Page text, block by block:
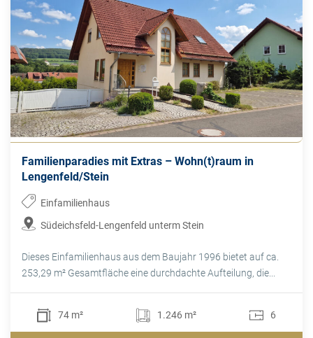
Familienparadies mit Extras – Wohn(t)raum in
Lengenfeld/Stein
Einfamilienhaus
Südeichsfeld-Lengenfeld unterm Stein
Dieses Einfamilienhaus aus dem Baujahr 1996 bietet auf ca.
253,29 m² Gesamtfläche eine durchdachte Aufteilung, die...
74 m² 1.246 m² 6